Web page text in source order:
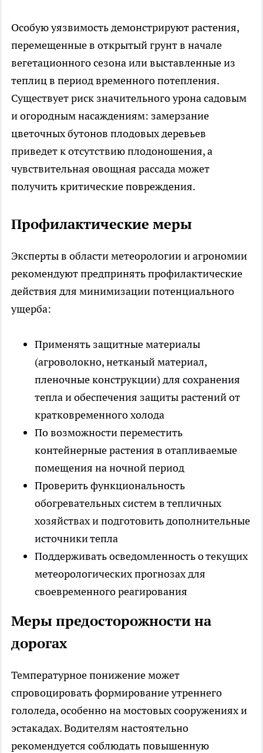
Особую уязвимость демонстрируют растения,
перемещенные в открытый грунт в начале
вегетационного сезона или выставленные из
теплиц в период временного потепления.
Существует риск значительного урона садовым
и огородным насаждениям: замерзание
цветочных бутонов плодовых деревьев
приведет к отсутствию плодоношения, а
чувствительная овощная рассада может
получить критические повреждения.
Профилактические меры
Эксперты в области метеорологии и агрономии
рекомендуют предпринять профилактические
действия для минимизации потенциального
ущерба:
Применять защитные материалы
(агроволокно, нетканый материал,
пленочные конструкции) для сохранения
тепла и обеспечения защиты растений от
кратковременного холода
По возможности переместить
контейнерные растения в отапливаемые
помещения на ночной период
Проверить функциональность
обогревательных систем в тепличных
хозяйствах и подготовить дополнительные
источники тепла
Поддерживать осведомленность о текущих
метеорологических прогнозах для
своевременного реагирования
Меры предосторожности на
дорогах
Температурное понижение может
спровоцировать формирование утреннего
гололеда, особенно на мостовых сооружениях и
эстакадах. Водителям настоятельно
рекомендуется соблюдать повышенную